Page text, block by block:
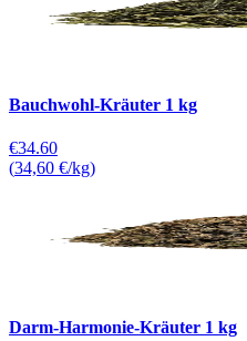
Bauchwohl-Kräuter 1 kg
€34.60
(34,60 €/kg)
Darm-Harmonie-Kräuter 1 kg